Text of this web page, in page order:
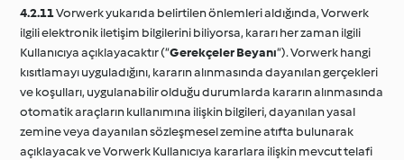
4.2.11Vorwerk yukarıda belirtilen önlemleri aldığında, Vorwerk
ilgili elektronik iletişim bilgilerini biliyorsa, kararı her zaman ilgili
Kullanıcıya açıklayacaktır (“Gerekçeler Beyanı“). Vorwerk hangi
kısıtlamayı uyguladığını, kararın alınmasında dayanılan gerçekleri
ve koşulları, uygulanabilir olduğu durumlarda kararın alınmasında
otomatik araçların kullanımına ilişkin bilgileri, dayanılan yasal
zemine veya dayanılan sözleşmesel zemine atıfta bulunarak
açıklayacak ve Vorwerk Kullanıcıya kararlara ilişkin mevcut telafi